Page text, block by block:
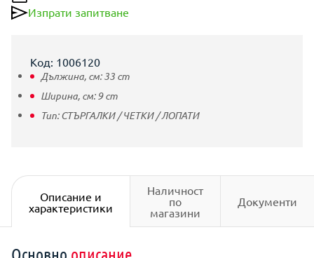
Изпрати запитване
Код: 1006120
Дължина, см:33 cm
Ширина, см:9cm
Тип:СТЪРГАЛКИ / ЧЕТКИ / ЛОПАТИ
Описание и
характеристики
Наличност
по
магазини
Документи